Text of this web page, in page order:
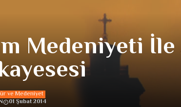
Medeniyeti
ve Medeniyet
01 Şubat 2014